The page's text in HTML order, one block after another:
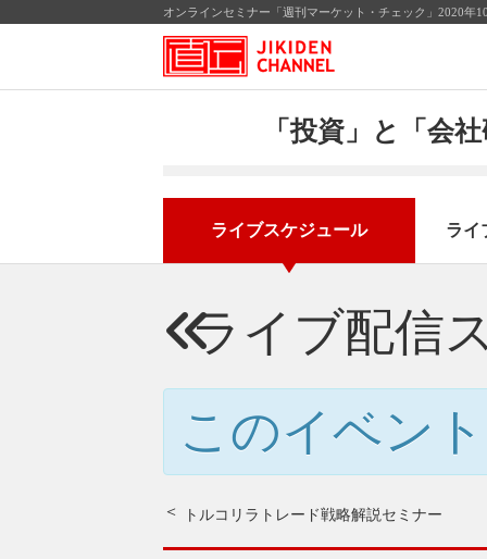
オンラインセミナー「週刊マーケット・チェック」2020年
「投資」と「会
ライブスケジュール ライ
ライブ配信
このイベン
トルコリラトレード戦略解説セミナー